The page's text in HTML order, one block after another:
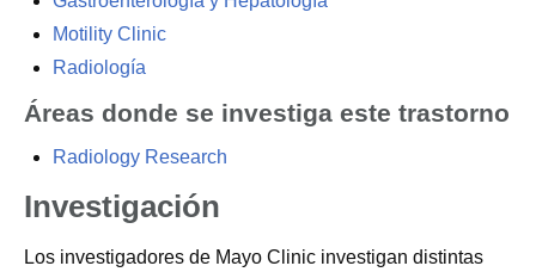
Motility Clinic
Radiología
Áreas donde se investiga este trastorno
Radiology Research
Investigación
Los investigadores de Mayo Clinic investigan distintas